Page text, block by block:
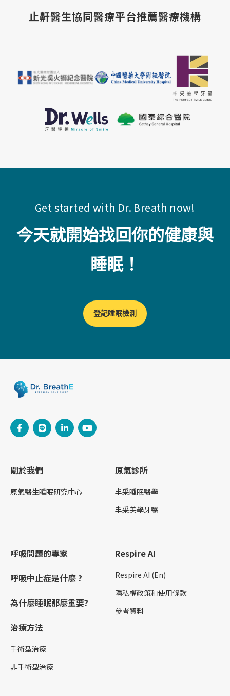
止鼾醫生協同醫療平台推薦醫療機構
Get started with Dr. Breath now!
今天就開始找回你的健康與
睡眠！
登記睡眠檢測
關於我們
原氣醫生睡眠研究中心
呼吸問題的專家
呼吸中止症是什麼 ?
為什麼睡眠那麼重要?
治療方法
手術型治療
非手術型治療
原氣診所
丰采睡眠醫學
丰采美學牙醫
Respire AI
Respire AI (En)
隱私權政策和使用條款
參考資料